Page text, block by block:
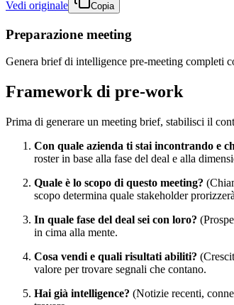
Vedi originale
Copia
Preparazione meeting
Genera brief di intelligence pre-meeting completi
Framework di pre-work
Prima di generare un meeting brief, stabilisci il
Con quale azienda ti stai incontrando e
roster in base alla fase del deal e alla
Quale è lo scopo di questo meeting?
scopo determina quale stakeholder
In quale fase del deal sei con loro?
in cima alla mente.
Cosa vendi e quali risultati abiliti?
valore per trovare segnali che contano.
Hai già intelligence? (Notizie recenti,